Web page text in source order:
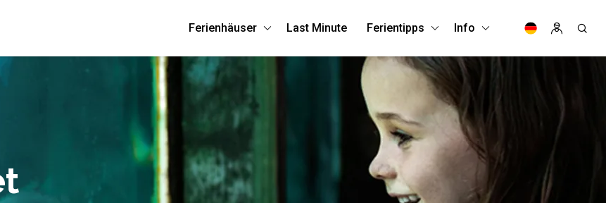
Ferienhäuser Last Minute Ferientipps Info